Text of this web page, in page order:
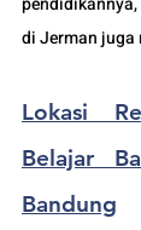
di Jerman juga
Lokasi
Belajar
Bandung